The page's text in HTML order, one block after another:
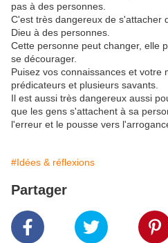
pas à des personnes.
C'est très dangereux de s'attacher
Dieu à des personnes.
Cette personne peut changer, elle
se décourager.
Puisez vos connaissances et votre
prédicateurs et plusieurs savants.
Il est aussi très dangereux aussi
que les gens s'attachent à sa
l'erreur et le pousse vers
#Idées & réflexions
Partager